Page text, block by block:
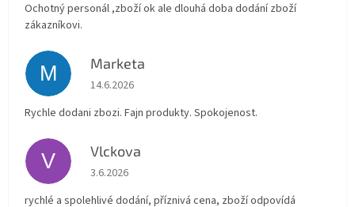
Ochotný personál ,zboží ok ale dlouhá doba dodání zboží
zákazníkovi.
M Marketa
Hodnocení obchodu je 5 z 5 hvězdiček.
14.6.2026
Rychle dodani zbozi. Fajn produkty. Spokojenost.
V Vlckova
Hodnocení obchodu je 5 z 5 hvězdiček.
3.6.2026
rychlé a spolehlivé dodání, příznivá cena, zboží odpovídá